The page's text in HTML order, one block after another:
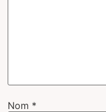
Nom *